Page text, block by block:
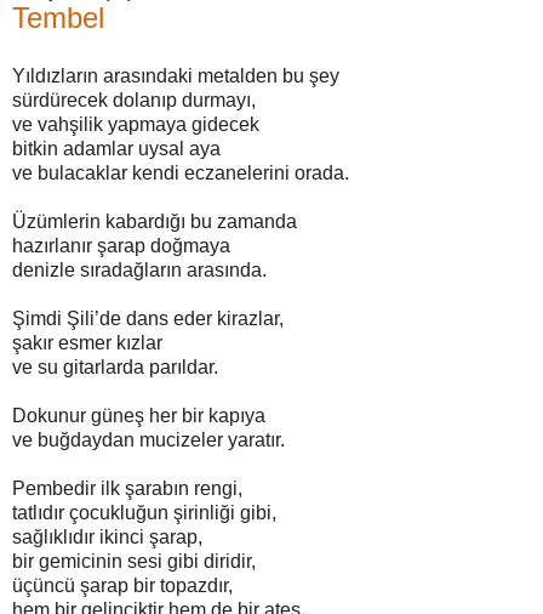
Tembel
Yıldızların arasındaki metalden bu şey
sürdürecek dolanıp durmayı,
ve vahşilik yapmaya gidecek
bitkin adamlar uysal aya
ve bulacaklar kendi eczanelerini orada.
Üzümlerin kabardığı bu zamanda
hazırlanır şarap doğmaya
denizle sıradağların arasında.
Şimdi Şili’de dans eder kirazlar,
şakır esmer kızlar
ve su gitarlarda parıldar.
Dokunur güneş her bir kapıya
ve buğdaydan mucizeler yaratır.
Pembedir ilk şarabın rengi,
tatlıdır çocukluğun şirinliği gibi,
sağlıklıdır ikinci şarap,
bir gemicinin sesi gibi diridir,
üçüncü şarap bir topazdır,
hem bir gelinciktir hem de bir ateş.